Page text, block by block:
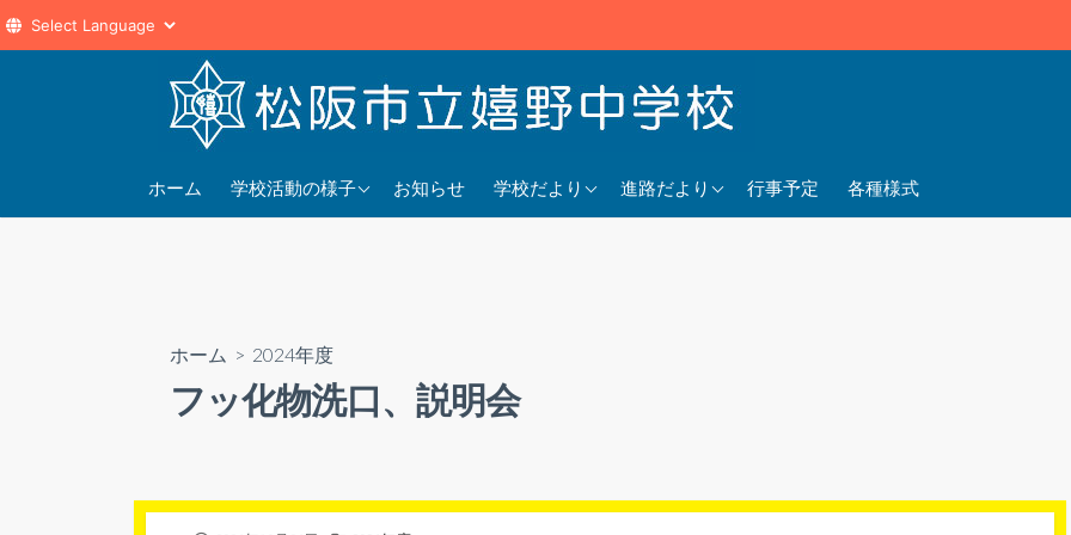
へ
ホーム 学校活動の様子
2025年度
お知らせ 学校だより
2025年度
進路だより
2025年度
行事予定 各種様式
ホーム > 2024年度
フッ化物洗口、説明会